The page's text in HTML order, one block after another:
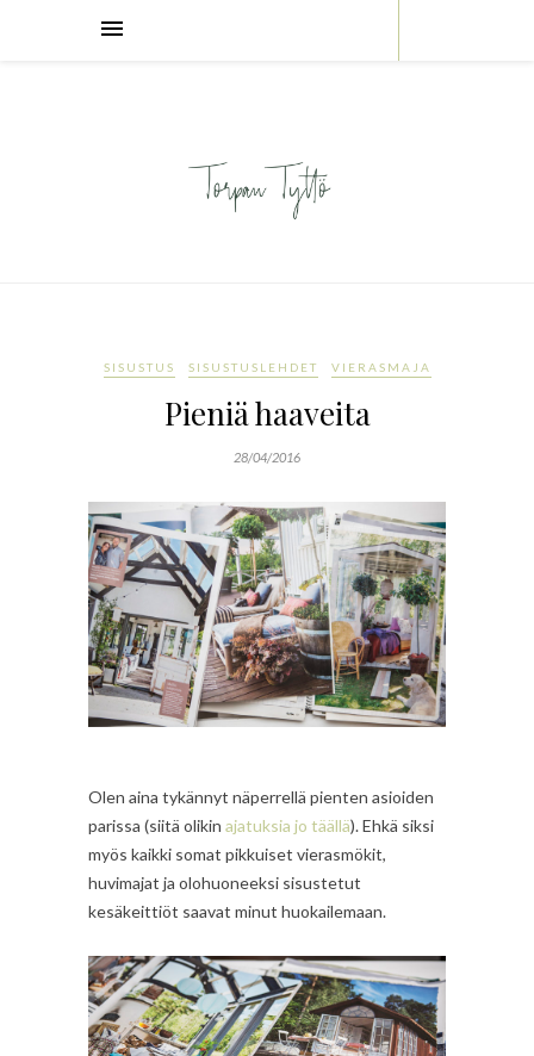
SISUSTUS SISUSTUSLEHDET VIERASMAJA
Pieniä haaveita
28/04/2016
Olen aina tykännyt näperrellä pienten asioiden
parissa (siitä olikin ajatuksia jo täällä). Ehkä siksi
myös kaikki somat pikkuiset vierasmökit,
huvimajat ja olohuoneeksi sisustetut
kesäkeittiöt saavat minut huokailemaan.